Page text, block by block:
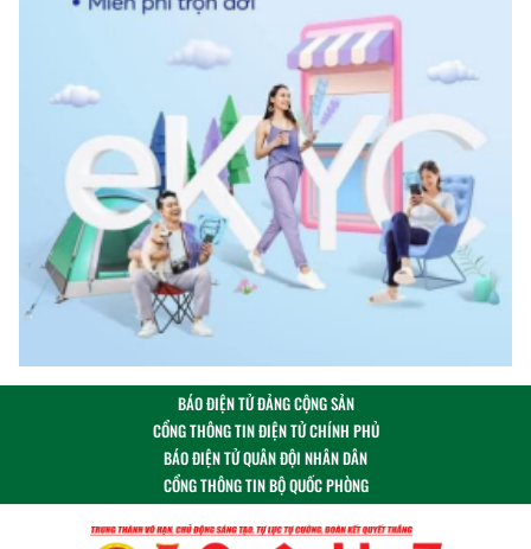
BÁO ĐIỆN TỬ ĐẢNG CỘNG SẢN
CỔNG THÔNG TIN ĐIỆN TỬ CHÍNH PHỦ
BÁO ĐIỆN TỬ QUÂN ĐỘI NHÂN DÂN
CỔNG THÔNG TIN BỘ QUỐC PHÒNG